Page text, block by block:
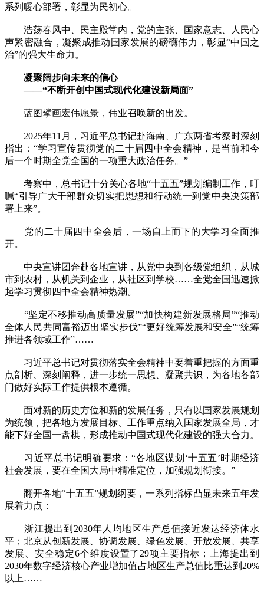
系列暖心部署，彰显为民初心。
浩荡春风中、民主殿堂内，党的主张、国家意志、人民心
声紧密融合，凝聚成推动国家发展的磅礴伟力，彰显“中国之
治”的强大生命力。
凝聚阔步向未来的信心
——“不断开创中国式现代化建设新局面”
蓝图擘画宏伟愿景，伟业召唤新的出发。
2025年11月，习近平总书记赴海南、广东两省考察时深刻
指出：“学习宣传贯彻党的二十届四中全会精神，是当前和今
后一个时期全党全国的一项重大政治任务。”
考察中，总书记十分关心各地“十五五”规划编制工作，叮
嘱“引导广大干部群众切实把思想和行动统一到党中央决策部
署上来”。
党的二十届四中全会后，一场自上而下的大学习全面推
开。
中央宣讲团奔赴各地宣讲，从党中央到各级党组织，从城
市到农村，从机关到企业，从社区到学校……全党全国迅速掀
起学习贯彻四中全会精神热潮。
“坚定不移推动高质量发展”“加快构建新发展格局”“推动
全体人民共同富裕迈出坚实步伐”“更好统筹发展和安全”“统筹
推进各领域工作”……
习近平总书记对贯彻落实全会精神中要着重把握的方面重
点剖析、深刻阐释，进一步统一思想、凝聚共识，为各地各部
门做好实际工作提供根本遵循。
面对新的历史方位和新的发展任务，只有以国家发展规划
为统领，把各地方发展目标、工作重点纳入国家发展全局，才
能下好全国一盘棋，形成推动中国式现代化建设的强大合力。
习近平总书记明确要求：“各地区谋划‘十五五’时期经济
社会发展，要在全国大局中精准定位，加强规划衔接。”
翻开各地“十五五”规划纲要，一系列指标凸显未来五年发
展着力点：
浙江提出到2030年人均地区生产总值接近发达经济体水
平；北京从创新发展、协调发展、绿色发展、开放发展、共享
发展、安全稳定6个维度设置了29项主要指标；上海提出到
2030年数字经济核心产业增加值占地区生产总值比重达到20%
以上……